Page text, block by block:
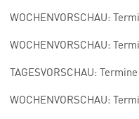
WOCHENVORSCHAU:
WOCHENVORSCHAU:
TAGESVORSCHAU:
WOCHENVORSCHAU: